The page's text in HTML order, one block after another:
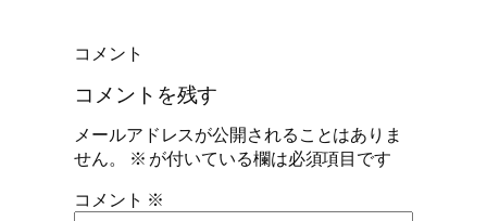
コメント
コメントを残す
メールアドレスが公開されることはありま
せん。
※ が付いている欄は必須項目です
コメント ※